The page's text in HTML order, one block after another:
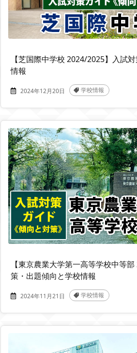
【芝国際中学校 2024/2025】入試
情報
2024年12月20日 学校情報
【東京農業大学第一高等学校中等
策・出題傾向と学校情報
2024年11月21日 学校情報